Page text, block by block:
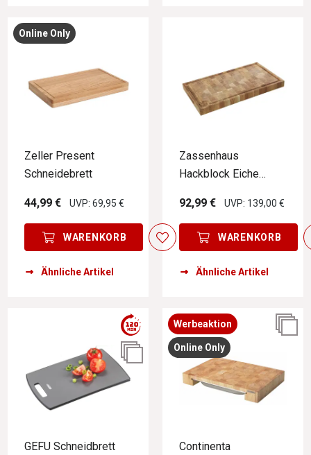
Online Only
Zeller Present
Schneidebrett
44,99 € UVP: 69,95 €
WARENKORB
Ähnliche Artikel
Zassenhaus
Hackblock Eiche
MAN@WORK
92,99 € UVP: 139,00 €
WARENKORB
Ähnliche Artikel
GEFU Schneidbrett
Werbeaktion
Online Only
Continenta